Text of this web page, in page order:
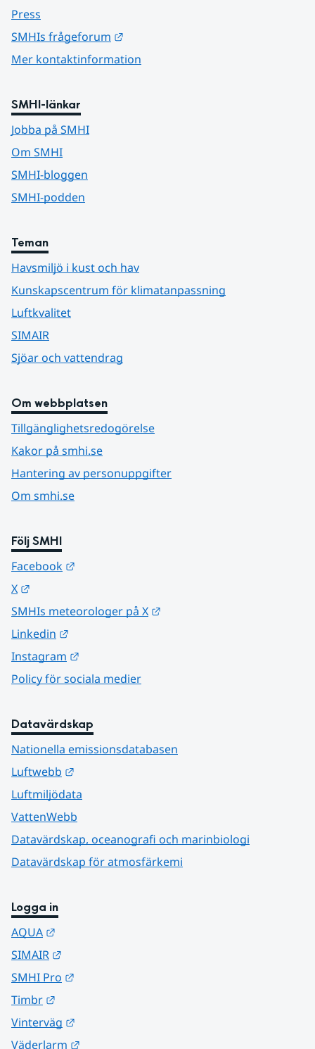
Press
SMHIs frågeforum
Mer kontaktinformation
SMHI-länkar
Jobba på SMHI
Om SMHI
SMHI-bloggen
SMHI-podden
Teman
Havsmiljö i kust och hav
Kunskapscentrum för klimatanpassning
Luftkvalitet
SIMAIR
Sjöar och vattendrag
Om webbplatsen
Tillgänglighetsredogörelse
Kakor på smhi.se
Hantering av personuppgifter
Om smhi.se
Följ SMHI
Facebook
X
SMHIs meteorologer på X
Linkedin
Instagram
Policy för sociala medier
Datavärdskap
Nationella emissionsdatabasen
Luftwebb
Luftmiljödata
VattenWebb
Datavärdskap, oceanografi och marinbiologi
Datavärdskap för atmosfärkemi
Logga in
AQUA
SIMAIR
SMHI Pro
Timbr
Vinterväg
Väderlarm